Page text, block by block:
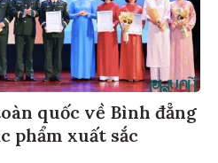
quốc về Bình đẳng
phẩm xuất sắc